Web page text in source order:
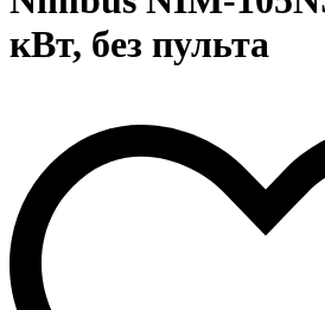
кВт, без пульта